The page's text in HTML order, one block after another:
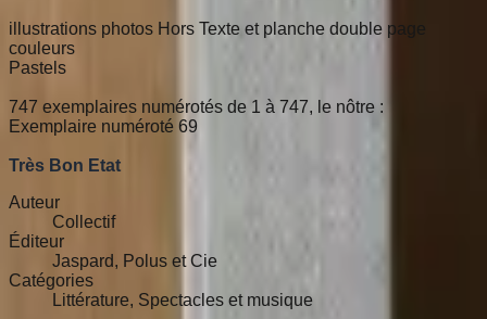
illustrations photos Hors Texte et planche double page
couleurs
Pastels
747 exemplaires numérotés de 1 à 747, le nôtre :
Exemplaire numéroté 69
Très Bon Etat
Auteur
Collectif
Éditeur
Jaspard, Polus et Cie
Catégories
Littérature, Spectacles et musique